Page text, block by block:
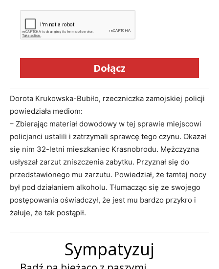
Dołącz
Dorota Krukowska-Bubiło, rzeczniczka zamojskiej policji
powiedziała mediom:
– Zbierając materiał dowodowy w tej sprawie miejscowi
policjanci ustalili i zatrzymali sprawcę tego czynu. Okazał
się nim 32-letni mieszkaniec Krasnobrodu. Mężczyzna
usłyszał zarzut zniszczenia zabytku. Przyznał się do
przedstawionego mu zarzutu. Powiedział, że tamtej nocy
był pod działaniem alkoholu. Tłumacząc się ze swojego
postępowania oświadczył, że jest mu bardzo przykro i
żałuje, że tak postąpił.
Sympatyzuj